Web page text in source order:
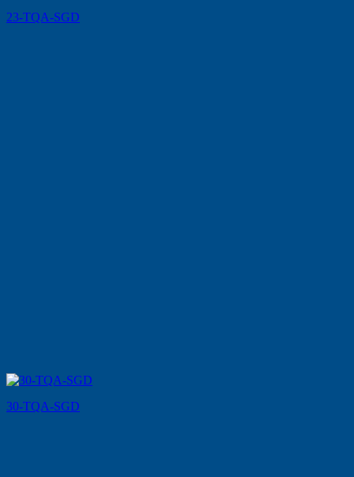
23-TQA-SGD
30-TQA-SGD